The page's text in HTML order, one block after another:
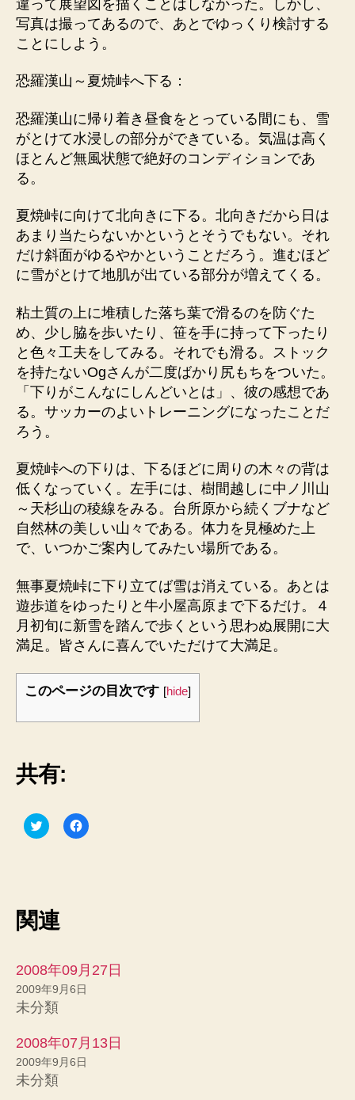
違って展望図を描くことはしなかった。しかし、
写真は撮ってあるので、あとでゆっくり検討する
ことにしよう。
恐羅漢山～夏焼峠へ下る：
恐羅漢山に帰り着き昼食をとっている間にも、雪
がとけて水浸しの部分ができている。気温は高く
ほとんど無風状態で絶好のコンディションであ
る。
夏焼峠に向けて北向きに下る。北向きだから日は
あまり当たらないかというとそうでもない。それ
だけ斜面がゆるやかということだろう。進むほど
に雪がとけて地肌が出ている部分が増えてくる。
粘土質の上に堆積した落ち葉で滑るのを防ぐた
め、少し脇を歩いたり、笹を手に持って下ったり
と色々工夫をしてみる。それでも滑る。ストック
を持たないOgさんが二度ばかり尻もちをついた。
「下りがこんなにしんどいとは」、彼の感想であ
る。サッカーのよいトレーニングになったことだ
ろう。
夏焼峠への下りは、下るほどに周りの木々の背は
低くなっていく。左手には、樹間越しに中ノ川山
～天杉山の稜線をみる。台所原から続くブナなど
自然林の美しい山々である。体力を見極めた上
で、いつかご案内してみたい場所である。
無事夏焼峠に下り立てば雪は消えている。あとは
遊歩道をゆったりと牛小屋高原まで下るだけ。４
月初旬に新雪を踏んで歩くという思わぬ展開に大
満足。皆さんに喜んでいただけて大満足。
このページの目次です [hide]
共有:
ク
リ
t
t
共
有
(
新
し
い
ィ
ン
ド
ウ
で
開
F
a
は
ク
リ
ッ
く
だ
さ
い
関連
2008年09月27日
2009年9月6日
未分類
2008年07月13日
2009年9月6日
未分類